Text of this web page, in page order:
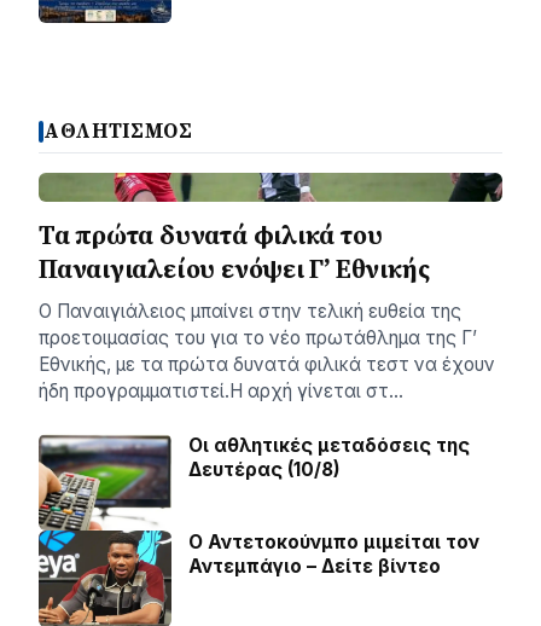
ΑΘΛΗΤΙΣΜΟΣ
Τα πρώτα δυνατά φιλικά του
Παναιγιαλείου ενόψει Γ’ Εθνικής
Ο Παναιγιάλειος μπαίνει στην τελική ευθεία της
προετοιμασίας του για το νέο πρωτάθλημα της Γ’
Εθνικής, με τα πρώτα δυνατά φιλικά τεστ να έχουν
ήδη προγραμματιστεί.Η αρχή γίνεται στ…
Οι αθλητικές μεταδόσεις της
Δευτέρας (10/8)
Ο Αντετοκούνμπο μιμείται τον
Αντεμπάγιο – Δείτε βίντεο